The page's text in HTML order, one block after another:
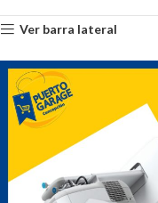
Ver barra lateral